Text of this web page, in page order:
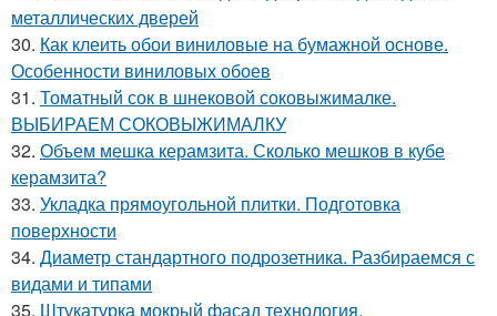
металлических дверей
30. Как клеить обои виниловые на бумажной основе.
Особенности виниловых обоев
31. Томатный сок в шнековой соковыжималке.
ВЫБИРАЕМ СОКОВЫЖИМАЛКУ
32. Объем мешка керамзита. Сколько мешков в кубе
керамзита?
33. Укладка прямоугольной плитки. Подготовка
поверхности
34. Диаметр стандартного подрозетника. Разбираемся с
видами и типами
35. Штукатурка мокрый фасад технология.